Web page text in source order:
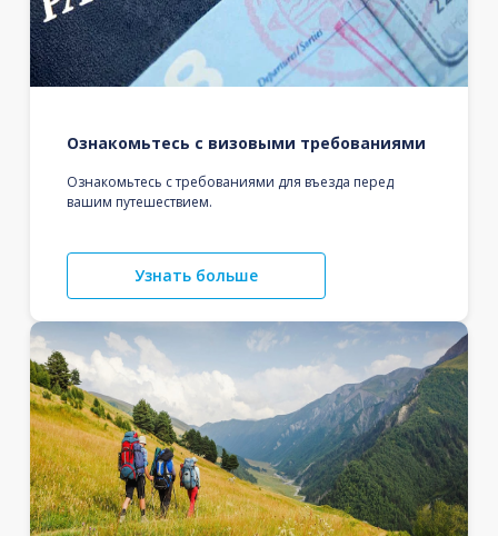
Ознакомьтесь с визовыми требованиями
Ознакомьтесь с требованиями для въезда перед
вашим путешествием.
Узнать больше